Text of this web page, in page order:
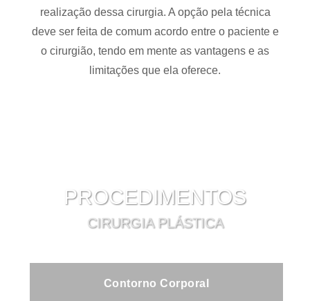
realização dessa cirurgia. A opção pela técnica
deve ser feita de comum acordo entre o paciente e
o cirurgião, tendo em mente as vantagens e as
limitações que ela oferece.
PROCEDIMENTOS
CIRURGIA PLÁSTICA
Contorno Corporal